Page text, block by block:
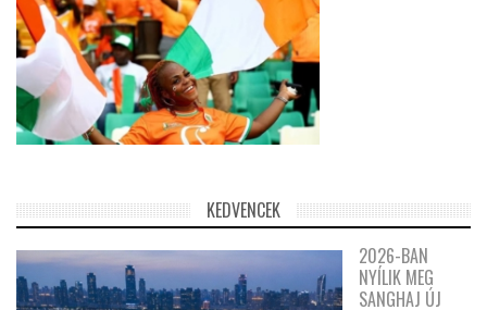
KEDVENCEK
2026-BAN
NYÍLIK MEG
SANGHAJ ÚJ